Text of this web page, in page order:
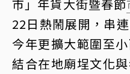
市」年貨大街暨春節
22日熱鬧展開，串
今年更擴大範圍至
結合在地廟埕文化